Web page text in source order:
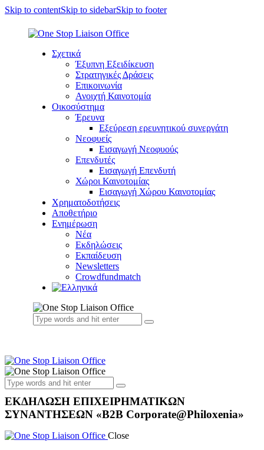
Skip to contentSkip to sidebarSkip to footer
Σχετικά
Έξυπνη Εξειδίκευση
Στρατηγικές Δράσεις
Επικοινωνία
Ανοιχτή Καινοτομία
Οικοσύστημα
Έρευνα
Εξεύρεση ερευνητικού συνεργάτη
Νεοφυείς
Εισαγωγή Νεοφυούς
Επενδυτές
Εισαγωγή Επενδυτή
Χώροι Καινοτομίας
Εισαγωγή Χώρου Καινοτομίας
Χρηματοδοτήσεις
Αποθετήριο
Ενημέρωση
Νέα
Εκδηλώσεις
Εκπαίδευση
Newsletters
Crowdfundmatch
ΕΚΔΗΛΩΣΗ ΕΠΙΧΕΙΡΗΜΑΤΙΚΩΝ
ΣΥΝΑΝΤΗΣΕΩΝ «B2B Corporate@Philoxenia»
Close